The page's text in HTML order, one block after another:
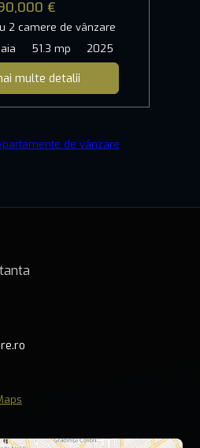
€
2 camere de vânzare
51.3 mp 2025
multe detalii
de vânzare